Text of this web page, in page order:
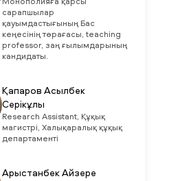
Монополияға қарсы
сарапшылар
қауымдастығының Бас
кеңесінің төрағасы, teaching
professor, заң ғылымдарының
кандидаты.
Қапаров Асылбек
Серікұлы
Research Assistant, Құқық
магистрі, Халықаралық құқық
департаменті
Арыстанбек Айзере